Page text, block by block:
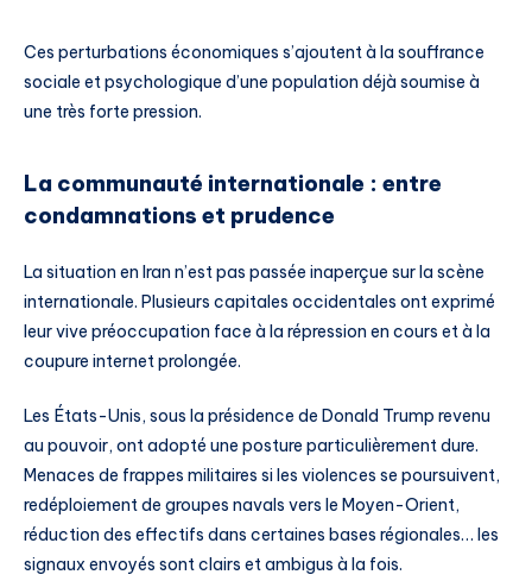
Ces perturbations économiques s’ajoutent à la souffrance
sociale et psychologique d’une population déjà soumise à
une très forte pression.
La communauté internationale : entre
condamnations et prudence
La situation en Iran n’est pas passée inaperçue sur la scène
internationale. Plusieurs capitales occidentales ont exprimé
leur vive préoccupation face à la répression en cours et à la
coupure internet prolongée.
Les États-Unis, sous la présidence de Donald Trump revenu
au pouvoir, ont adopté une posture particulièrement dure.
Menaces de frappes militaires si les violences se poursuivent,
redéploiement de groupes navals vers le Moyen-Orient,
réduction des effectifs dans certaines bases régionales… les
signaux envoyés sont clairs et ambigus à la fois.